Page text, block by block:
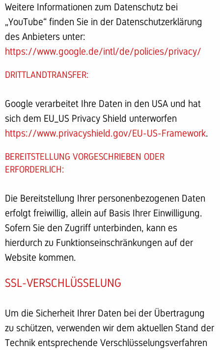
Weitere Informationen zum Datenschutz bei
„YouTube“ finden Sie in der Datenschutzerklärung
des Anbieters unter:
https://www.google.de/intl/de/policies/privacy/
DRITTLANDTRANSFER:
Google verarbeitet Ihre Daten in den USA und hat
sich dem EU_US Privacy Shield unterworfen
https://www.privacyshield.gov/EU-US-Framework.
BEREITSTELLUNG VORGESCHRIEBEN ODER
ERFORDERLICH:
Die Bereitstellung Ihrer personenbezogenen Daten
erfolgt freiwillig, allein auf Basis Ihrer Einwilligung.
Sofern Sie den Zugriff unterbinden, kann es
hierdurch zu Funktionseinschränkungen auf der
Website kommen.
SSL-VERSCHLÜSSELUNG
Um die Sicherheit Ihrer Daten bei der Übertragung
zu schützen, verwenden wir dem aktuellen Stand der
Technik entsprechende Verschlüsselungsverfahren